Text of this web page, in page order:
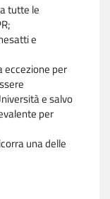
tutte le
e
eccezione per
e salvo
per
una delle